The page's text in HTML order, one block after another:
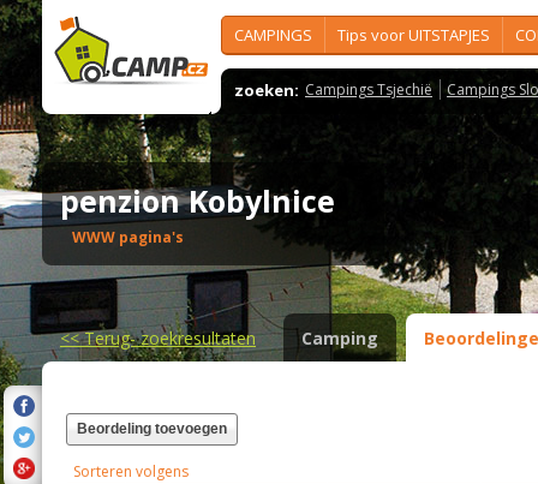
CAMPINGS Tips voor UITSTAPJES
zoeken: Campings Tsjechië Campings
penzion Kobylnice
WWW pagina's
<<Terug- zoekresultaten Camping
Beordeling toevoegen
Sorteren volgens